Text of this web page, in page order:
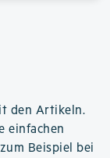
den Artikeln.
einfachen
Beispiel bei